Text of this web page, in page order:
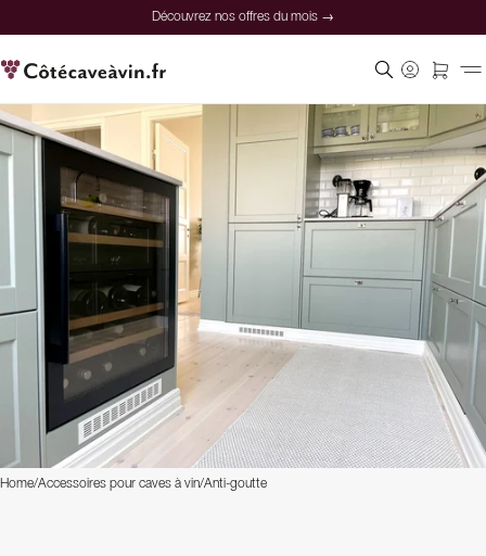
Découvrez nos offres du mois →
Home/Accessoires pour caves à vin/Anti-goutte